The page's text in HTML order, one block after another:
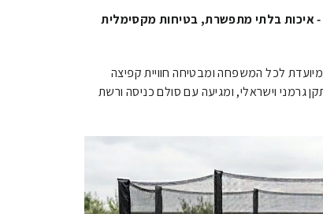
- איכות בלתי מתפשרת, בטיחות מקסימלית
מקצועית זו, בקוטר 2.4 מטר, מיועדת לכל המשפחה ומבטיחה חוויית קפיצה
גרמני וישראלי, ומגיעה עם סולם כניסה ורשת